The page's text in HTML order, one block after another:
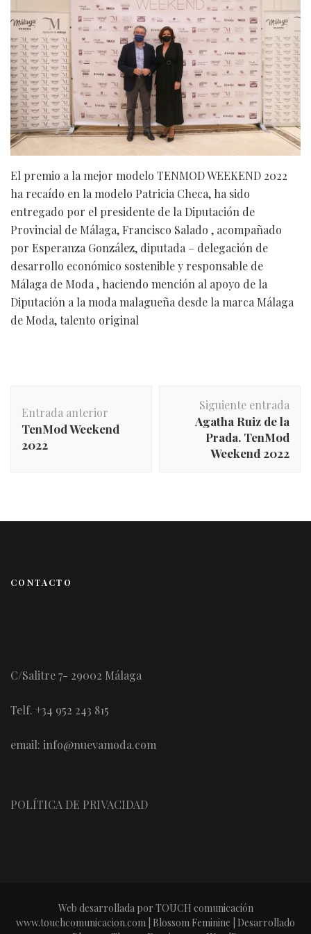
El premio a la mejor modelo TENMOD WEEKEND 2022
ha recaído en la modelo Patricia Checa, ha sido
entregado por el presidente de la Diputación de
Provincial de Málaga, Francisco Salado , acompañado
por Esperanza González, diputada – delegación de
desarrollo económico sostenible y responsable de
Málaga de Moda , haciendo mención al apoyo de la
Diputación a la moda malagueña desde la marca Málaga
de Moda, talento original
de
entradas
Entrada anterior
TenMod Weekend
2022
Siguiente entrada
Agatha Ruiz de la
Prada. TenMod
Weekend 2022
CONTACTO
C/Salitre 7- 29002 Málaga
Telf. +34 952 243 815
email: info@nuevamoda.com
POLÍTICA DE PRIVACIDAD
Web desarrollada por TOUCH comunicación
www.touchcomunicacion.com | Blossom Feminine | Desarrollado